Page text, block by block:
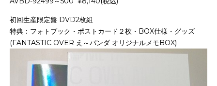
初回生産限定盤 DVD2枚組
特典：フォトブック・ポストカード２枚・BOX仕様・グッズ
(FANTASTIC OVER え～パンダ オリジナルメモBOX)